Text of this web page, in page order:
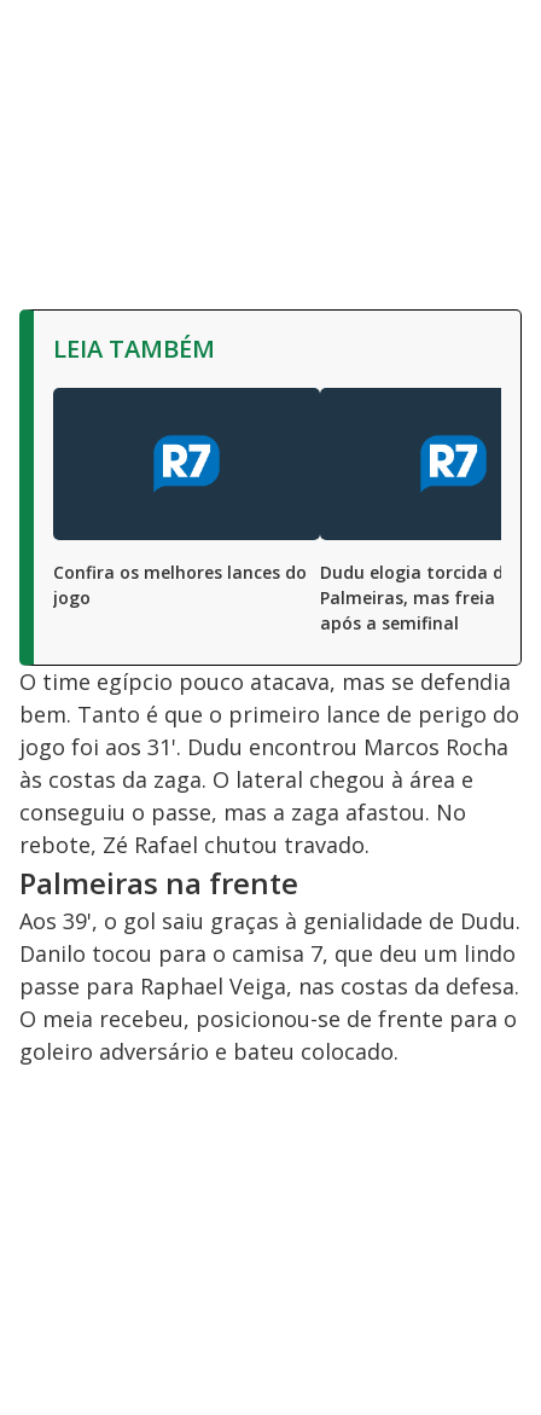
LEIA TAMBÉM
Confira os melhores lances do
jogo
Dudu elogia torcida do
Palmeiras, mas freia
após a semifinal
O time egípcio pouco atacava, mas se defendia
bem. Tanto é que o primeiro lance de perigo do
jogo foi aos 31'. Dudu encontrou Marcos Rocha
às costas da zaga. O lateral chegou à área e
conseguiu o passe, mas a zaga afastou. No
rebote, Zé Rafael chutou travado.
Palmeiras na frente
Aos 39', o gol saiu graças à genialidade de Dudu.
Danilo tocou para o camisa 7, que deu um lindo
passe para Raphael Veiga, nas costas da defesa.
O meia recebeu, posicionou-se de frente para o
goleiro adversário e bateu colocado.